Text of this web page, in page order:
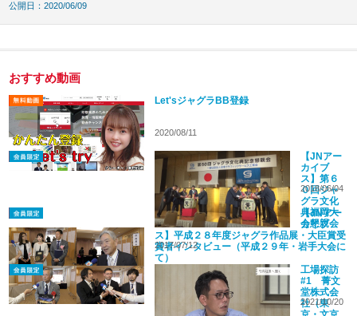
公開日：2020/06/09
おすすめ動画
Let'sジャグラBB登録
2020/08/11
【JNアー
カイブ
ス】第６
０回ジャ
グラ文化
典福岡大
会懇親会
（2018）
2018/06/04
【JNアー
カイブ
ス】平成２８年度ジャグラ作品展・大臣賞受
賞者インタビュー（平成２９年・岩手大会に
て）
2017/07/12
工場探訪
#1 菁文
堂株式会
社（東
2021/10/20